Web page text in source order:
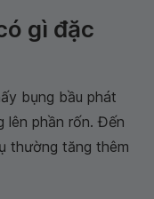
gì đặc
bụng bầu phát
lên phần rốn. Đến
thường tăng thêm